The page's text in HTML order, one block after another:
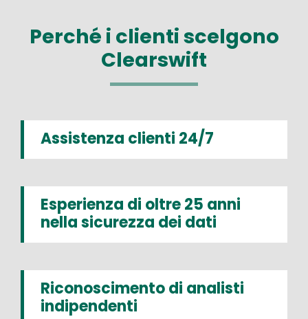
Perché i clienti scelgono
Clearswift
Assistenza clienti 24/7
Esperienza di oltre 25 anni
nella sicurezza dei dati
Riconoscimento di analisti
indipendenti